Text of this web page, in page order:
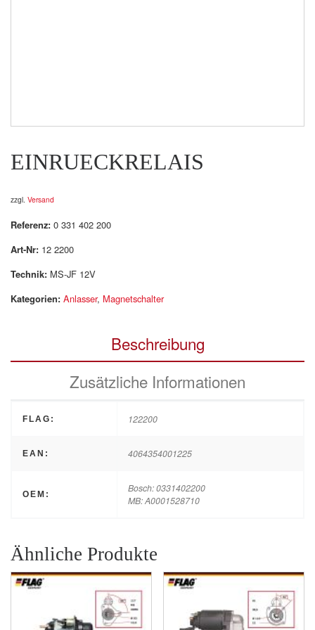
EINRUECKRELAIS
zzgl. Versand
Referenz: 0 331 402 200
Art-Nr: 12 2200
Technik: MS-JF 12V
Kategorien: Anlasser, Magnetschalter
Beschreibung
Zusätzliche Informationen
FLAG: 122200
EAN: 4064354001225
OEM:
Bosch: 0331402200
MB: A0001528710
Ähnliche Produkte